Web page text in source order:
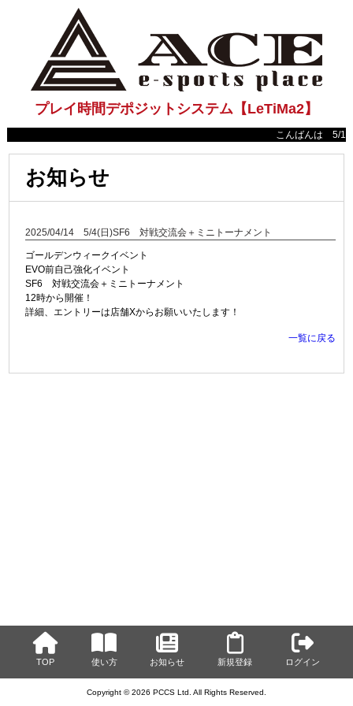
プレイ時間デポジットシステム【LeTiMa2】
こんばんは 5/18(
お知らせ
2025/04/14 5/4(日)SF6 対戦交流会＋ミニトーナメント
ゴールデンウィークイベント
EVO前自己強化イベント
SF6 対戦交流会＋ミニトーナメント
12時から開催！
詳細、エントリーは店舗Xからお願いいたします！
一覧に戻る
TOP 使い方 お知らせ 新規登録 ログイン
Copyright © 2026 PCCS Ltd. All Rights Reserved.